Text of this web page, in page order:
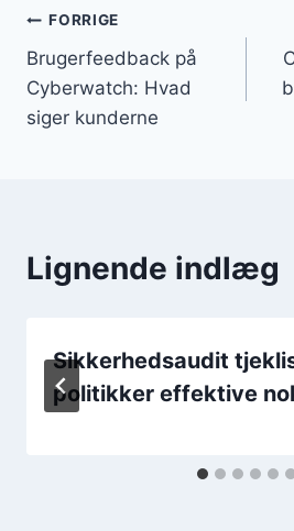
Indlægsnavigation
FORRIGE
Brugerfeedback på
Cyberwatch: Hvad
siger kunderne
Lignende indlæg
Sikkerhedsaudit
politikker effektive